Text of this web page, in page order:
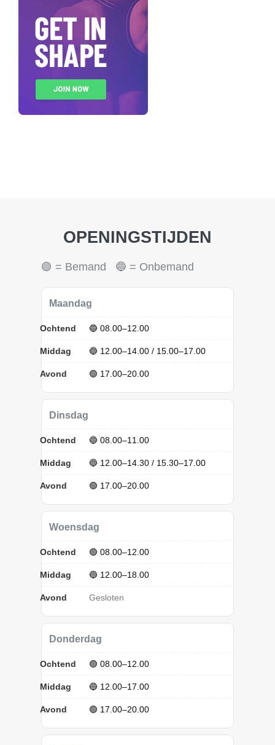
OPENINGSTIJDEN
🟢 = Bemand 🔵 = Onbemand
Maandag
Ochtend 🔵 08.00–12.00
Middag 🔵 12.00–14.00 / 15.00–17.00
Avond 🟢 17.00–20.00
Dinsdag
Ochtend 🔵 08.00–11.00
Middag 🔵 12.00–14.30 / 15.30–17.00
Avond 🟢 17.00–20.00
Woensdag
Ochtend 🟢 08.00–12.00
Middag 🔵 12.00–18.00
Avond Gesloten
Donderdag
Ochtend 🟢 08.00–12.00
Middag 🔵 12.00–17.00
Avond 🟢 17.00–20.00